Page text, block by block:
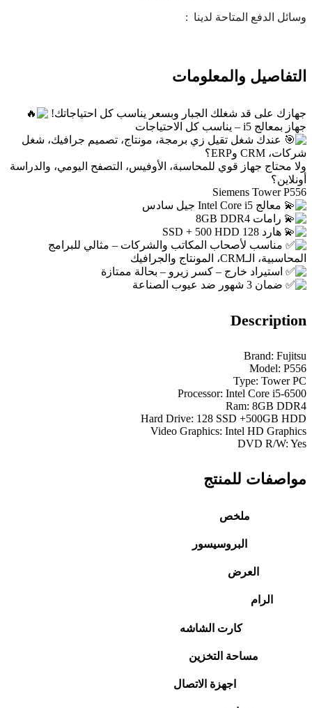
وسائل الدفع المتاحة لدينا :
التفاصيل والمعلومات
جهازك على قد شغلك الجبار وبسعر يناسب كل احتياجاتك!
جهاز بمعالج i5 – يناسب كل الاحتياجات
عندك شغل تقيل زي برمجة، مونتاج، تصميم جرافيك، شغل
شركات، CRM وERP؟
ولا محتاج جهاز قوي للمحاسبة، الأوفيس، التصفح اليومي، والدراسة
أونلاين؟
Siemens Tower P556
معالج Intel Core i5 جيل سادس
رامات 8GB DDR4
هارد 128 SSD + 500 HDD
مناسب لأصحاب المكاتب والشركات – مثالي للبرامج
المحاسبية، الـCRM، المونتاج والجرافيك
استيراد خارج – كسر زيرو – بحالة ممتازة
ضمان 3 شهور ضد عيوب الصناعة
Description
Brand: Fujitsu
Model: P556
Type: Tower PC
Processor: Intel Core i5-6500
Ram: 8GB DDR4
Hard Drive: 128 SSD +500GB HDD
Video Graphics: Intel HD Graphics
DVD R/W: Yes
مواصفات للمنتج
ملخص
البروسيسور
العرض
الرام
كارت الشاشه
مساحة التخزين
اجهزة الاتصال